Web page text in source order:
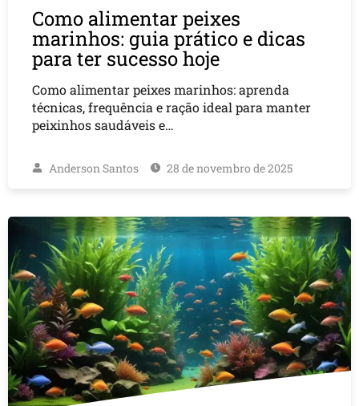
Como alimentar peixes
marinhos: guia prático e dicas
para ter sucesso hoje
Como alimentar peixes marinhos: aprenda
técnicas, frequência e ração ideal para manter
peixinhos saudáveis e…
Anderson Santos 28 de novembro de 2025